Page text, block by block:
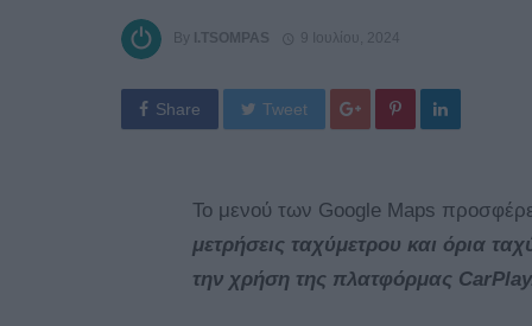
By I.TSOMPAS 9 Ιουλίου, 2024
Share Tweet
Το μενού των Google Maps
μετρήσεις ταχύμετρου και όρια
την χρήση της πλατφόρμας